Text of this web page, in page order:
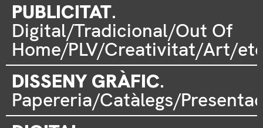
PUBLICITAT.
Digital/Tradicional/Out Of
Home/PLV/Creativitat/Art/
DISSENY GRÀFIC.
Papereria/Catàlegs/